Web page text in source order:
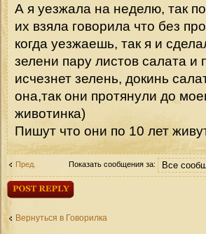
А я уезжала на неделю, так
их взяла говорила что без
когда уезжаешь, так я и
зелени пару листов салата и
исчезнет зелень, докинь
она,так они протянули до
животинка)
Пишут что они по 10 лет
Пред. Показать сообщения за:
Ответить
Вернуться в Говорилка